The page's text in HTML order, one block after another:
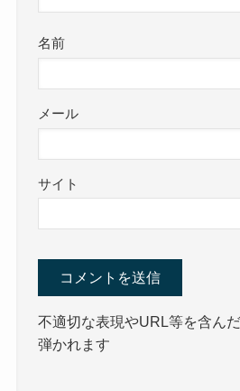
名前
メール
サイト
不適切な表現やURL等を含ん
弾かれます